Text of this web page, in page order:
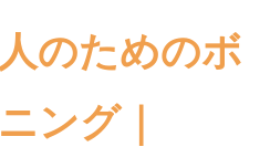
のためのボ
ング｜